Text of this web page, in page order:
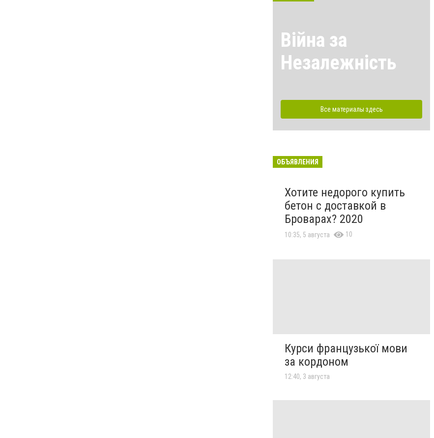
Війна за
Незалежність
Все материалы здесь
ОБЪЯВЛЕНИЯ
Хотите недорого купить
бетон с доставкой в
Броварах? 2020
10:35, 5 августа 10
Курси французької мови
за кордоном
12:40, 3 августа